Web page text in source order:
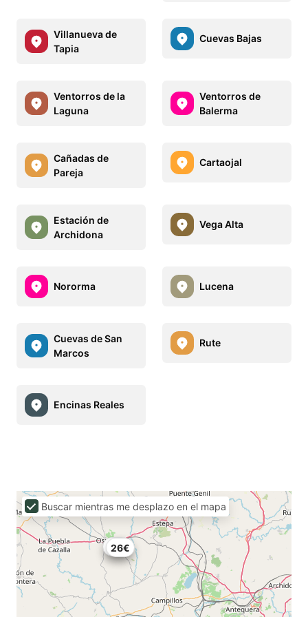
Villanueva de
Tapia
Cuevas Bajas
Ventorros de la
Laguna
Ventorros de
Balerma
Cañadas de
Pareja
Cartaojal
Estación de
Archidona
Vega Alta
Nororma Lucena
Cuevas de San
Marcos
Rute
Encinas Reales
26€
35€
Buscar mientras me desplazo en el mapa